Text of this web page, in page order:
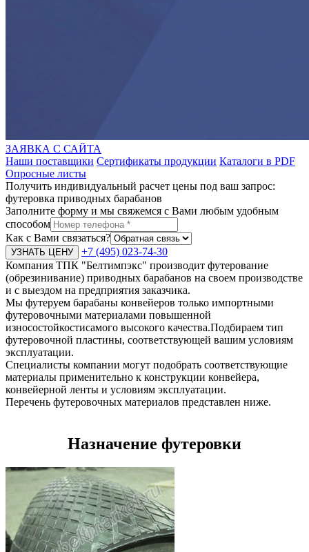
ЗАЯВКА С САЙТА
Наши поставщики Сертификаты продукции Каталоги в PDF
Опросные листы
Получить индивидуальный расчет цены под ваш запрос:
футеровка приводных барабанов
Заполните форму и мы свяжемся с Вами любым удобным
способом
Как с Вами связаться?
+7 (495) 023-74-30
Компания ТПК "Белтимпэкс" производит футерование
(обрезинивание) приводных барабанов на своем производстве
и с выездом на предприятия заказчика.
Мы футеруем барабаны конвейеров только импортными
футеровочными материалами повышенной
износостойкостисамого высокого качества.Подбираем тип
футеровочной пластины, соответствующей вашим условиям
эксплуатации.
Специалисты компании могут подобрать соответствующие
материалы применительно к конструкции конвейера,
конвейерной ленты и условиям эксплуатации.
Перечень футеровочных материалов представлен ниже.
Назначение футеровки